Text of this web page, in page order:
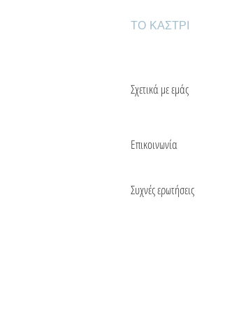
ΤΟ ΚΑΣΤΡΙ
Σχετικά με εμάς
Επικοινωνία
Συχνές ερωτήσεις